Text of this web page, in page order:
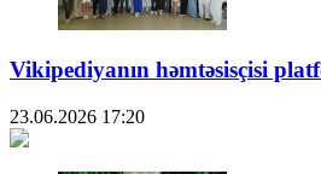
Vikipediyanın həmtəsisçisi
23.06.2026 17:20